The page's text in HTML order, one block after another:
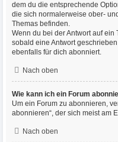
dem du die entsprechende
die sich normalerweise ober-
Themas befinden.
Wenn du bei der Antwort auf ein
sobald eine Antwort
ebenfalls für dich abonniert.
Nach oben
Wie kann ich ein Forum
Um ein Forum zu abonnieren,
abonnieren“, der sich meist am
Nach oben